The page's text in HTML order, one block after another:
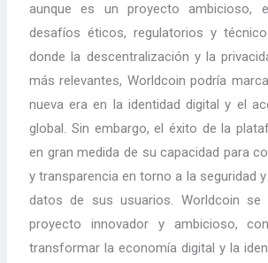
aunque es un proyecto ambicioso,
desafíos éticos, regulatorios y
donde la descentralización y la
más relevantes, Worldcoin podría
nueva era en la identidad digital y el
global. Sin embargo, el éxito de la
en gran medida de su capacidad para
y transparencia en torno a la seguridad
datos de sus usuarios. Worldcoin se
proyecto innovador y ambicioso,
transformar la economía digital y la